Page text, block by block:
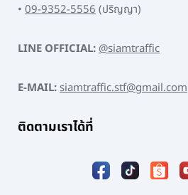
• 09-9352-5556(ปริญญา)
LINE OFFICIAL:@siamtraffic
E-MAIL:siamtraffic.stf@gmail.com
ติดตามเราได้ที่